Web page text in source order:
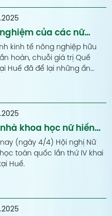
của các nữ
học tại Mô hình kinh tế
nghiệp hữu cơ, tuần
Tập đoàn Quế Lâm
kinh tế nông nghiệp hữu
hoàn, chuỗi giá trị Quế
Huế đã để lại những ấn
khó quên với các nhà khoa
khoa học nữ hiến
vệ môi trường và
sóc sức khỏe ở khu
Trung và Tây
(ngày 4/4) Hội nghị Nữ
toàn quốc lần thứ IV khai
Huế.